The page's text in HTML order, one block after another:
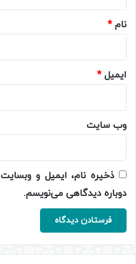
نام*
ایمیل*
وب‌ سایت
ذخیره نام، ایمیل و
دوباره دیدگاهی می‌نویسم.